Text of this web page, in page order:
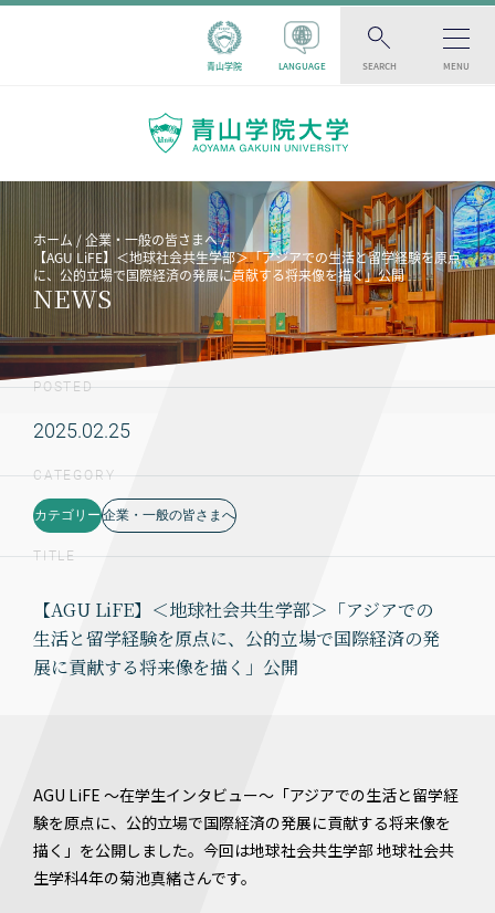
青山学院 LANGUAGE SEARCH MENU
ホーム
企業・一般の皆さまへ
【AGU LiFE】＜地球社会共生学部＞「アジアでの生活と留学経験を原点
に、公的立場で国際経済の発展に貢献する将来像を描く」公開
NEWS
POSTED
2025.02.25
CATEGORY
カテゴリー 企業・一般の皆さまへ
TITLE
【AGU LiFE】＜地球社会共生学部＞「アジアでの
生活と留学経験を原点に、公的立場で国際経済の発
展に貢献する将来像を描く」公開
AGU LiFE ～在学生インタビュー～「アジアでの生活と留学経
験を原点に、公的立場で国際経済の発展に貢献する将来像を
描く」を公開しました。今回は地球社会共生学部 地球社会共
生学科4年の菊池真緒さんです。